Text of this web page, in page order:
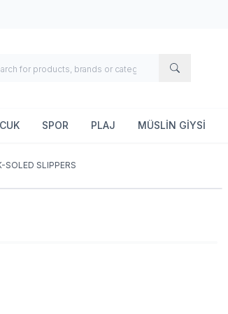
SPOR PLAJ MÜSLİN GİYSİ
SLIPPERS